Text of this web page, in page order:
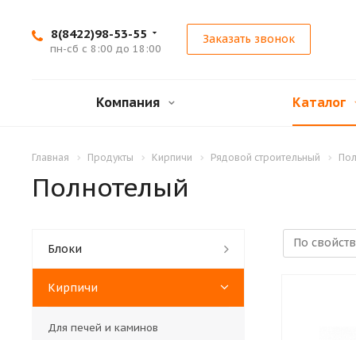
8(8422)98-53-55
пн-сб с 8:00 до 18:00
Заказать звонок
Компания Каталог
Главная Продукты Кирпичи Рядовой строительный
Полнотелый
Блоки
Кирпичи
Для печей и каминов